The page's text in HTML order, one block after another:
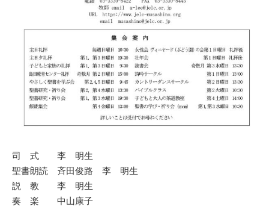
司 式 李 明生
聖書朗読 斉田俊路 李 明生
説 教 李 明生
奏 楽 中山康子